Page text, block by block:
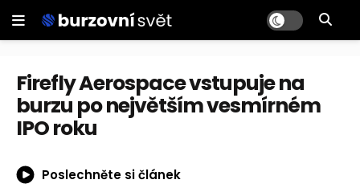
Firefly Aerospace vstupuje na
burzu po největším vesmírném
IPO roku
Poslechněte si článek